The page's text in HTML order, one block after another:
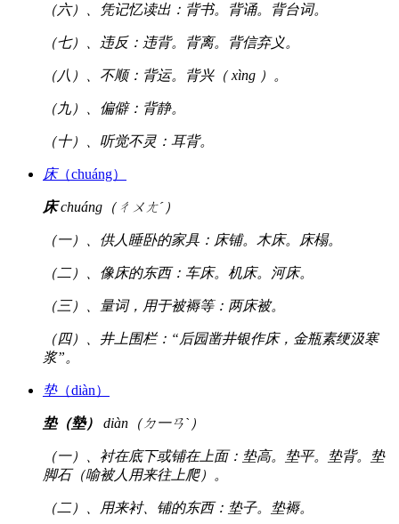
（六）、凭记忆读出：背书。背诵。背台词。
（七）、违反：违背。背离。背信弃义。
（八）、不顺：背运。背兴（ xìng ）。
（九）、偏僻：背静。
（十）、听觉不灵：耳背。
床（chuáng）
床chuáng（ㄔㄨㄤˊ）
（一）、供人睡卧的家具：床铺。木床。床榻。
（二）、像床的东西：车床。机床。河床。
（三）、量词，用于被褥等：两床被。
（四）、井上围栏：“后园凿井银作床，金瓶素绠汲寒
浆”。
垫（diàn）
垫（墊） diàn（ㄉ一ㄢˋ）
（一）、衬在底下或铺在上面：垫高。垫平。垫背。垫
脚石（喻被人用来往上爬）。
（二）、用来衬、铺的东西：垫子。垫褥。